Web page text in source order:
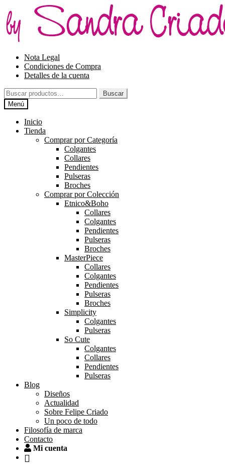
la
navegación
al
contenido
Nota Legal
Condiciones de Compra
Detalles de la cuenta
Buscar
por:
Buscar
Menú
Inicio
Tienda
Comprar por Categoría
Colgantes
Collares
Pendientes
Pulseras
Broches
Comprar por Colección
Etnico&Boho
Collares
Colgantes
Pendientes
Pulseras
Broches
MasterPiece
Collares
Colgantes
Pendientes
Pulseras
Broches
Simplicity
Colgantes
Pulseras
So Cute
Colgantes
Collares
Pendientes
Pulseras
Blog
Diseños
Actualidad
Sobre Felipe Criado
Un poco de todo
Filosofía de marca
Contacto
Mi cuenta